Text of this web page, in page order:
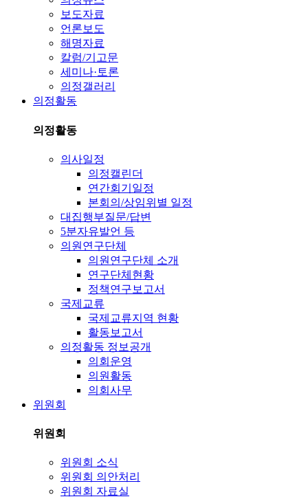
보도자료
언론보도
해명자료
칼럼/기고문
세미나·토론
의정갤러리
의정활동
의정활동
의사일정
의정캘린더
연간회기일정
본회의/상임위별 일정
대집행부질문/답변
5분자유발언 등
의원연구단체
의원연구단체 소개
연구단체현황
정책연구보고서
국제교류
국제교류지역 현황
활동보고서
의정활동 정보공개
의회운영
의원활동
의회사무
위원회
위원회
위원회 소식
위원회 의안처리
위원회 자료실